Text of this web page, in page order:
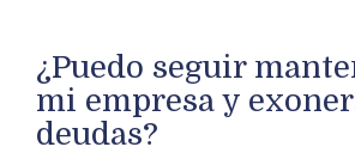
¿Puedo seguir
mi empresa y
deudas?